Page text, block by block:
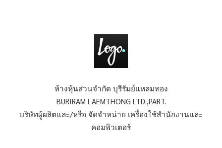
ห้างหุ้นส่วนจำกัด บุรีรัมย์แหลมทอง
BURIRAM LAEMTHONG LTD.,PART.
บริษัทผู้ผลิตและ/หรือ จัดจำหน่าย เครื่องใช้สำนักงานและ
คอมพิวเตอร์